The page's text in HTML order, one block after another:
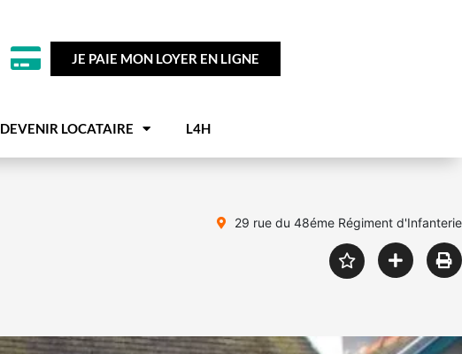
JE PAIE MON LOYER EN LIGNE
DEVENIR LOCATAIRE L4H
29 rue du 48éme Régiment d'Infanterie